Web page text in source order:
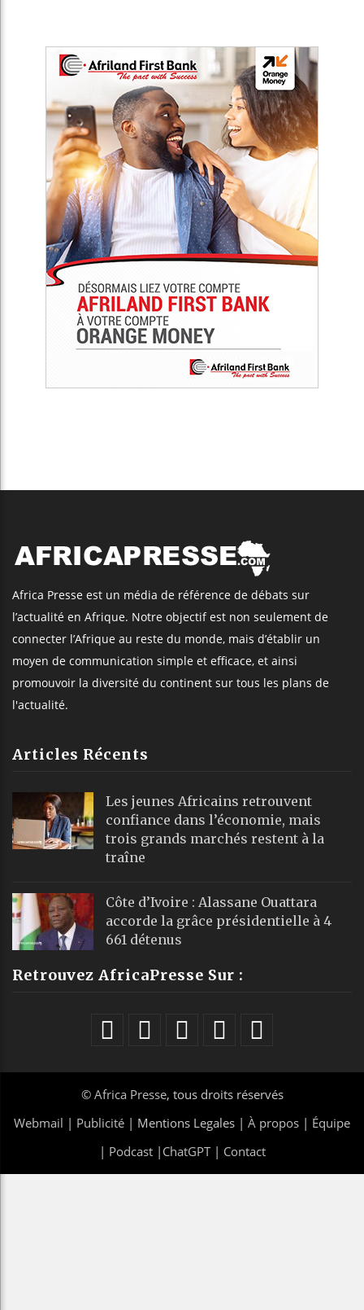
Africa Presse est un média de référence de débats sur
l’actualité en Afrique. Notre objectif est non seulement de
connecter l’Afrique au reste du monde, mais d’établir un
moyen de communication simple et efficace, et ainsi
promouvoir la diversité du continent sur tous les plans de
l'actualité.
Articles Récents
Les jeunes Africains retrouvent
confiance dans l’économie, mais
trois grands marchés restent à la
traîne
Côte d’Ivoire : Alassane Ouattara
accorde la grâce présidentielle à 4
661 détenus
Retrouvez AfricaPresse Sur :
© Africa Presse, tous droits réservés
Webmail | Publicité | Mentions Legales | À propos | Équipe
| Podcast| ChatGPT| Contact